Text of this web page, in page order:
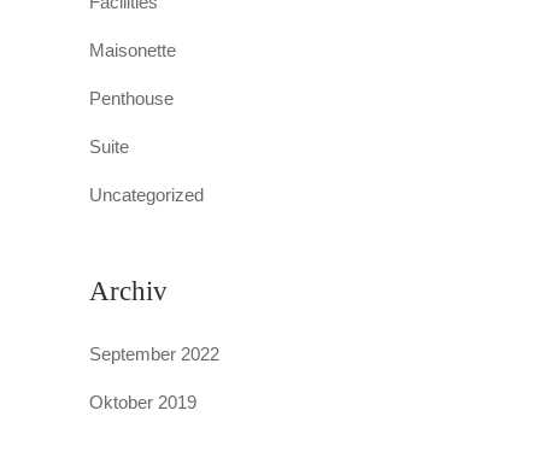
Maisonette
Penthouse
Suite
Uncategorized
Archiv
September 2022
Oktober 2019